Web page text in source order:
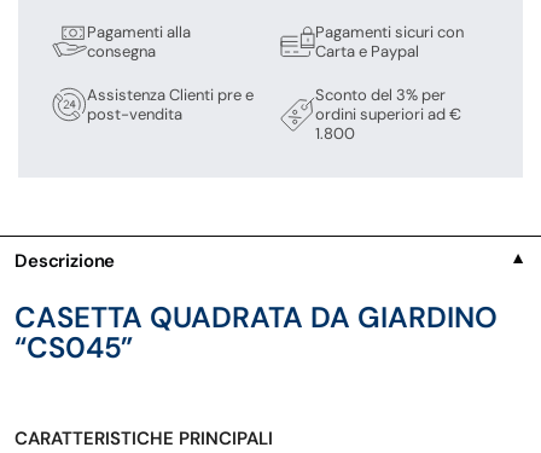
Pagamenti alla
consegna
Assistenza Clienti pre e
post-vendita
Pagamenti sicuri con
Carta e Paypal
Sconto del 3% per
ordini superiori ad €
1.800
Descrizione ▼
CASETTA QUADRATA DA GIARDINO
“CS045”
CARATTERISTICHE PRINCIPALI